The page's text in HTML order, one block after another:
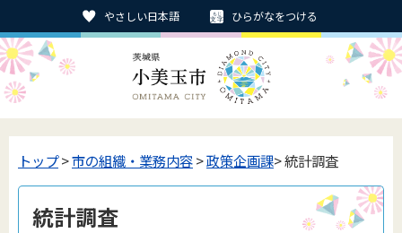
やさしい日本語 ひらがなをつける
トップ>市の組織・業務内容>政策企画課> 統計調査
統計調査